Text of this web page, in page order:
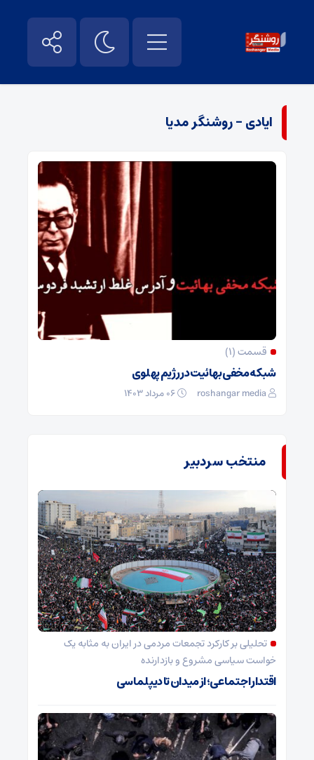
ایادی - روشنگر مدیا
قسمت (۱)
شبکه مخفی بهائیت در رژیم پهلوی
roshangar media
منتخب سردبیر
تحلیلی بر کارکرد تجمعات مردمی در ایران به مثابه یک
خواست سیاسی مشروع و بازدارنده
اقتدار اجتماعی؛ از میدان تا دیپلماسی